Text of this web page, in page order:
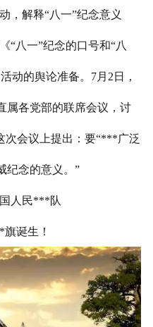
，解释“八一”纪念意义
“八一”纪念的口号和“八
动的舆论准备。 7月 2 日，
属各党部的联席会议，讨
次会议上提出：要“***广泛
纪念的意义。”
人民***队
诞生！